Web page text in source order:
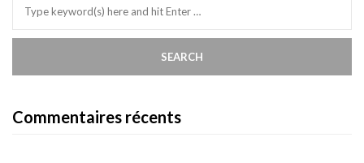
Commentaires récents